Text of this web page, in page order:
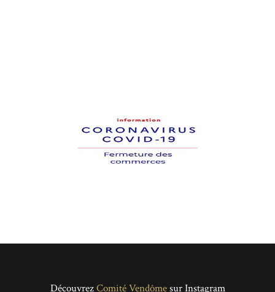
DécouvrezComité Vendômesur Instagram